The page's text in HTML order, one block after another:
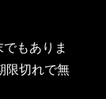
もありま
限切れで無